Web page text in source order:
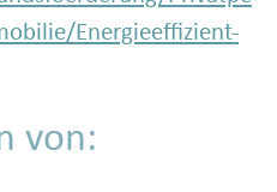
Energieeffizient-
von: